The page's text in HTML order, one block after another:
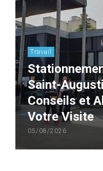
Travail
Saint-
Conseils et
Votre Visite
05/08/2026